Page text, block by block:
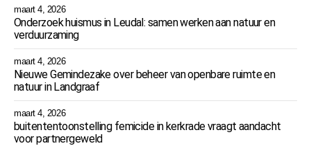
maart 4, 2026
Onderzoek huismus in Leudal: samen werken aan natuur en
verduurzaming
maart 4, 2026
Nieuwe Gemindezake over beheer van openbare ruimte en
natuur in Landgraaf
maart 4, 2026
buitententoonstelling femicide in kerkrade vraagt aandacht
voor partnergeweld